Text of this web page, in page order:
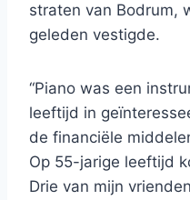
straten van Bodrum,
geleden vestigde.
“Piano was een
leeftijd in
de financiële
Op 55-jarige leeftijd
Drie van mijn